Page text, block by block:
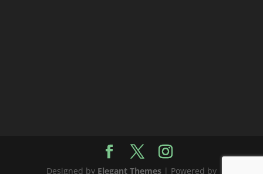
Designed by Elegant Themes| Powered by